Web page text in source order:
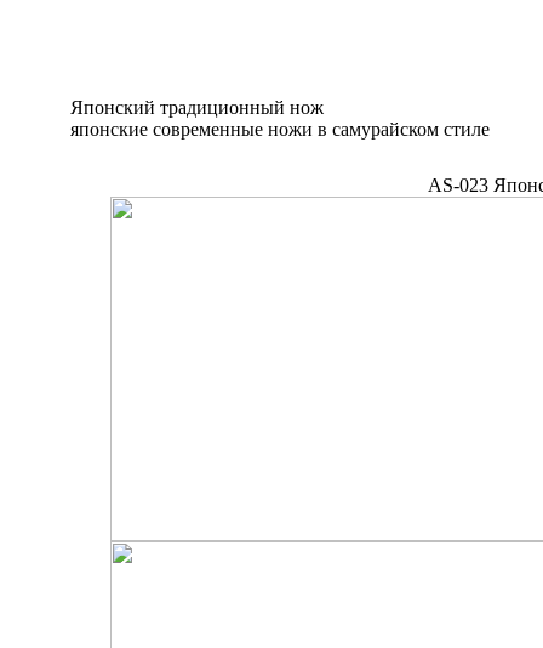
Японский традиционный нож
японские современные ножи в самурайском стиле
AS-023